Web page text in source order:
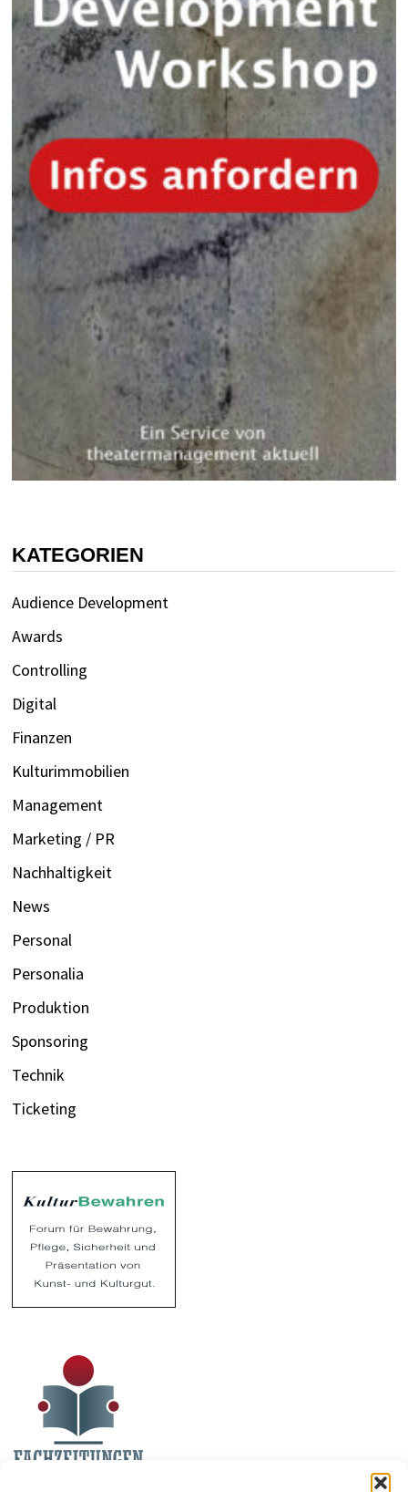
KATEGORIEN
Audience Development
Awards
Controlling
Digital
Finanzen
Kulturimmobilien
Management
Marketing / PR
Nachhaltigkeit
News
Personal
Personalia
Produktion
Sponsoring
Technik
Ticketing